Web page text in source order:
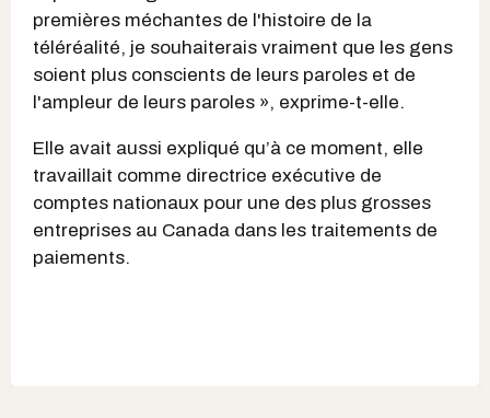
premières méchantes de l'histoire de la
téléréalité, je souhaiterais vraiment que les gens
soient plus conscients de leurs paroles et de
l'ampleur de leurs paroles », exprime-t-elle.
Elle avait aussi expliqué qu’à ce moment, elle
travaillait comme directrice exécutive de
comptes nationaux pour une des plus grosses
entreprises au Canada dans les traitements de
paiements.